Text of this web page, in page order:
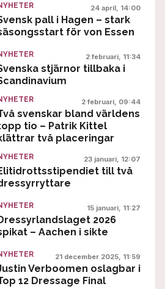
24 april, 14:00
pall i Hagen – stark
för von Essen
2 februari, 11:34
stjärnor tillbaka i
2 februari, 09:44
svenskar bland världens
tio – Patrik Kittel
två placeringar
23 januari, 12:07
till två
15 januari, 11:27
2026
– Aachen i sikte
21 december 2025, 11:59
Verboomen oslagbar i
12 Dressage Final